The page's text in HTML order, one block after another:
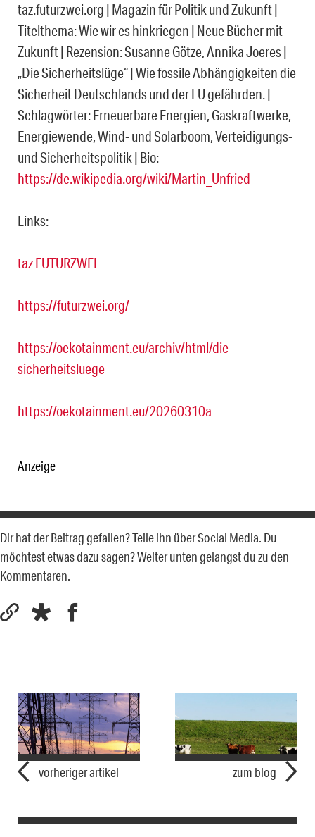
taz.futurzwei.org | Magazin für Politik und Zukunft |
Titelthema: Wie wir es hinkriegen | Neue Bücher mit
Zukunft | Rezension: Susanne Götze, Annika Joeres |
„Die Sicherheitslüge“ | Wie fossile Abhängigkeiten die
Sicherheit Deutschlands und der EU gefährden. |
Schlagwörter: Erneuerbare Energien, Gaskraftwerke,
Energiewende, Wind- und Solarboom, Verteidigungs-
und Sicherheitspolitik | Bio:
https://de.wikipedia.org/wiki/Martin_Unfried
Links:
taz FUTURZWEI
https://futurzwei.org/
https://oekotainment.eu/archiv/html/die-
sicherheitsluege
https://oekotainment.eu/20260310a
Anzeige
Dir hat der Beitrag gefallen? Teile ihn über Social Media. Du
möchtest etwas dazu sagen? Weiter unten gelangst du zu den
Kommentaren.
vorheriger artikel zum blog